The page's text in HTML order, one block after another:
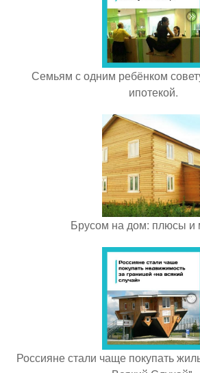
Семьям с одним ребёнком
ипотекой.
Брусом на дом: плюсы и
Россияне стали чаще покупать